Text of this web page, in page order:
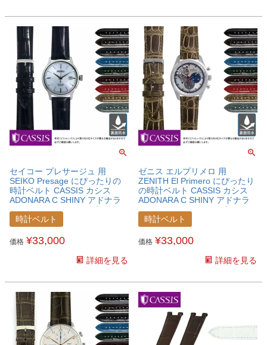
セイコー プレサージュ 用
SEIKO Presage にぴったりの
時計ベルト CASSIS カシス
ADONARA C SHINY アドナラ
シー シャイニー アリゲーター
ワニ革 時計ベルト
U0036B68SEKPSG
時計ベルト
価格 ¥33,000
詳細を見る
ゼニス エルプリメロ 用
ZENITH El Primero にぴったり
の時計ベルト CASSIS カシス
ADONARA C SHINY アドナラ
シー シャイニー アリゲーター
ワニ革 時計ベルト
U0036B68ZNTELP
時計ベルト
価格 ¥33,000
詳細を見る